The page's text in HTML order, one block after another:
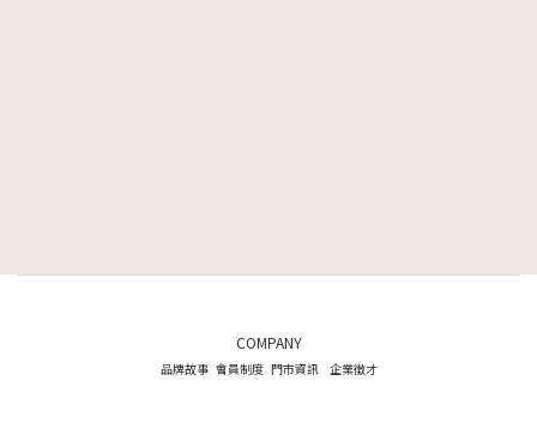
COMPANY
品牌故事 會員制度 門市資訊 企業徵才